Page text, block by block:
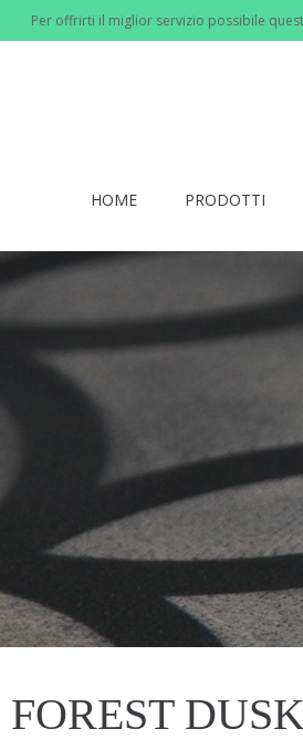
Per offrirti il miglior servizio possibile
HOME PRODOTTI
FOREST